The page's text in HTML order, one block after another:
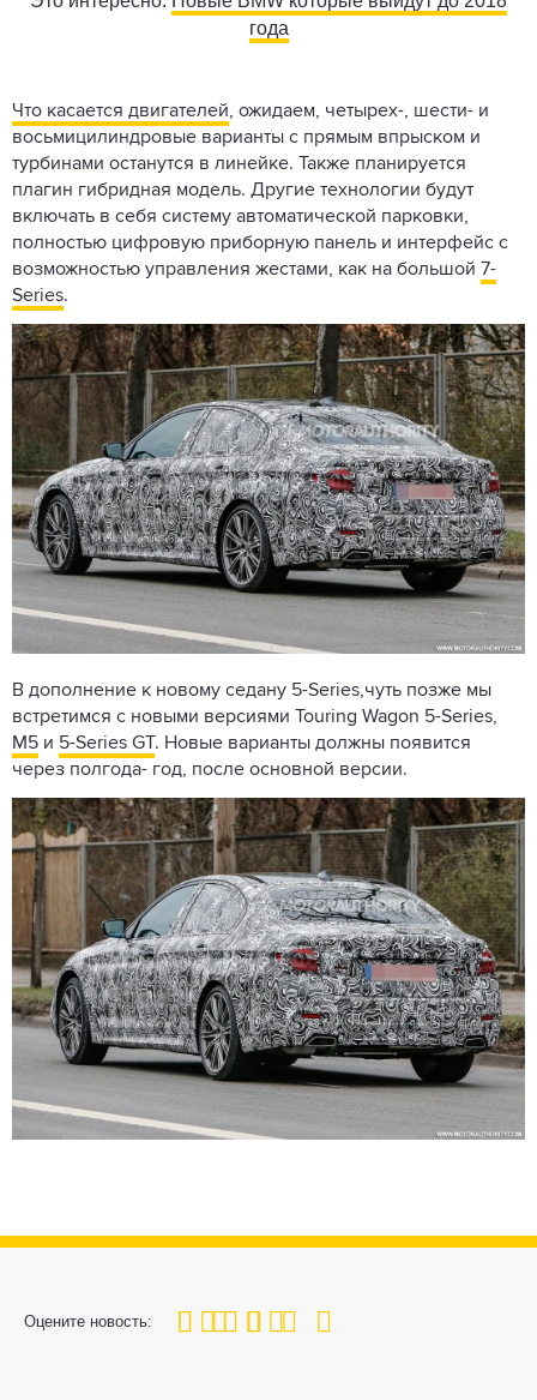
года
Что касается двигателей, ожидаем, четырех-, шести- и
восьмицилиндровые варианты с прямым впрыском и
турбинами останутся в линейке. Также планируется
плагин гибридная модель. Другие технологии будут
включать в себя систему автоматической парковки,
полностью цифровую приборную панель и интерфейс с
возможностью управления жестами, как на большой 7-
Series.
В дополнение к новому седану 5-Series,чуть позже мы
встретимся с новыми версиями Touring Wagon 5-Series,
M5 и 5-Series GT . Новые варианты должны появится
через полгода- год, после основной версии.
Оцените новость:
100
1 3 4 5